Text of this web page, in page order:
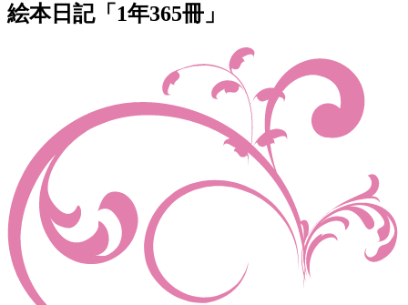
絵本日記「1年365冊」